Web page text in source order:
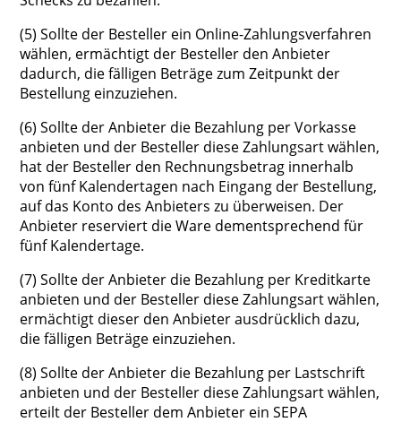
(5) Sollte der Besteller ein Online-Zahlungsverfahren
wählen, ermächtigt der Besteller den Anbieter
dadurch, die fälligen Beträge zum Zeitpunkt der
Bestellung einzuziehen.
(6) Sollte der Anbieter die Bezahlung per Vorkasse
anbieten und der Besteller diese Zahlungsart wählen,
hat der Besteller den Rechnungsbetrag innerhalb
von fünf Kalendertagen nach Eingang der Bestellung,
auf das Konto des Anbieters zu überweisen. Der
Anbieter reserviert die Ware dementsprechend für
fünf Kalendertage.
(7) Sollte der Anbieter die Bezahlung per Kreditkarte
anbieten und der Besteller diese Zahlungsart wählen,
ermächtigt dieser den Anbieter ausdrücklich dazu,
die fälligen Beträge einzuziehen.
(8) Sollte der Anbieter die Bezahlung per Lastschrift
anbieten und der Besteller diese Zahlungsart wählen,
erteilt der Besteller dem Anbieter ein SEPA